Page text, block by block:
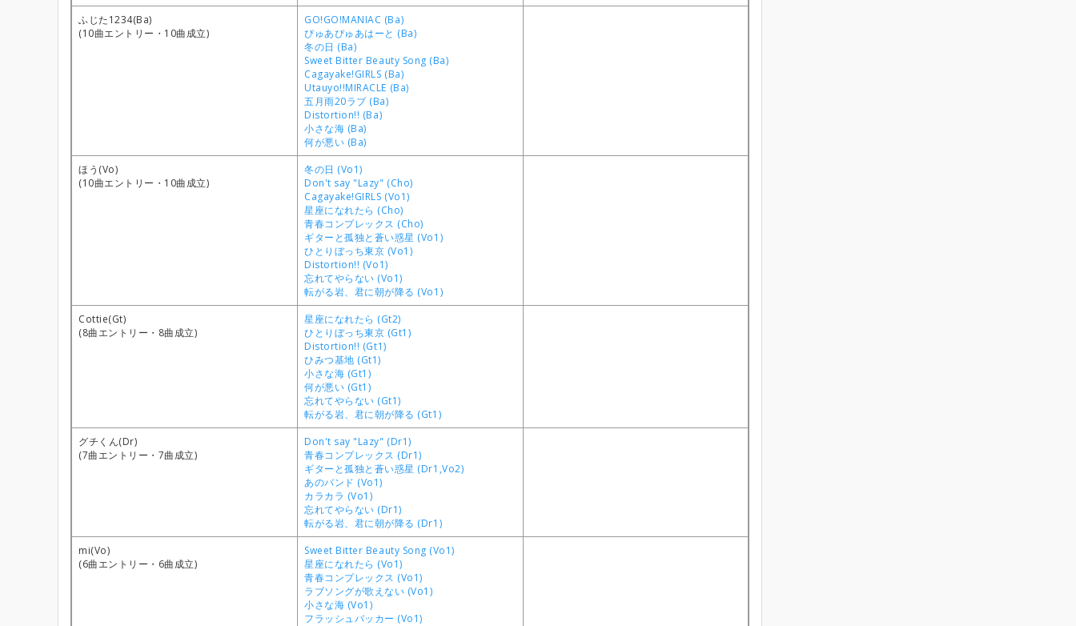
ふじた1234(Ba)
(10曲エントリー・10曲成立)
GO!GO!MANIAC (Ba)
ぴゅあぴゅあはーと (Ba)
冬の日 (Ba)
Sweet Bitter Beauty Song (Ba)
Cagayake!GIRLS (Ba)
Utauyo!!MIRACLE (Ba)
五月雨20ラブ (Ba)
Distortion!! (Ba)
小さな海 (Ba)
何が悪い (Ba)
ほう(Vo)
(10曲エントリー・10曲成立)
冬の日 (Vo1)
Don't say "Lazy" (Cho)
Cagayake!GIRLS (Vo1)
星座になれたら (Cho)
青春コンプレックス (Cho)
ギターと孤独と蒼い惑星 (Vo1)
ひとりぼっち東京 (Vo1)
Distortion!! (Vo1)
忘れてやらない (Vo1)
転がる岩、君に朝が降る (Vo1)
Cottie(Gt)
(8曲エントリー・8曲成立)
星座になれたら (Gt2)
ひとりぼっち東京 (Gt1)
Distortion!! (Gt1)
ひみつ基地 (Gt1)
小さな海 (Gt1)
何が悪い (Gt1)
忘れてやらない (Gt1)
転がる岩、君に朝が降る (Gt1)
グチくん(Dr)
(7曲エントリー・7曲成立)
Don't say "Lazy" (Dr1)
青春コンプレックス (Dr1)
ギターと孤独と蒼い惑星 (Dr1,Vo2)
あのバンド (Vo1)
カラカラ (Vo1)
忘れてやらない (Dr1)
転がる岩、君に朝が降る (Dr1)
mi(Vo)
(6曲エントリー・6曲成立)
Sweet Bitter Beauty Song (Vo1)
星座になれたら (Vo1)
青春コンプレックス (Vo1)
ラブソングが歌えない (Vo1)
小さな海 (Vo1)
フラッシュバッカー (Vo1)